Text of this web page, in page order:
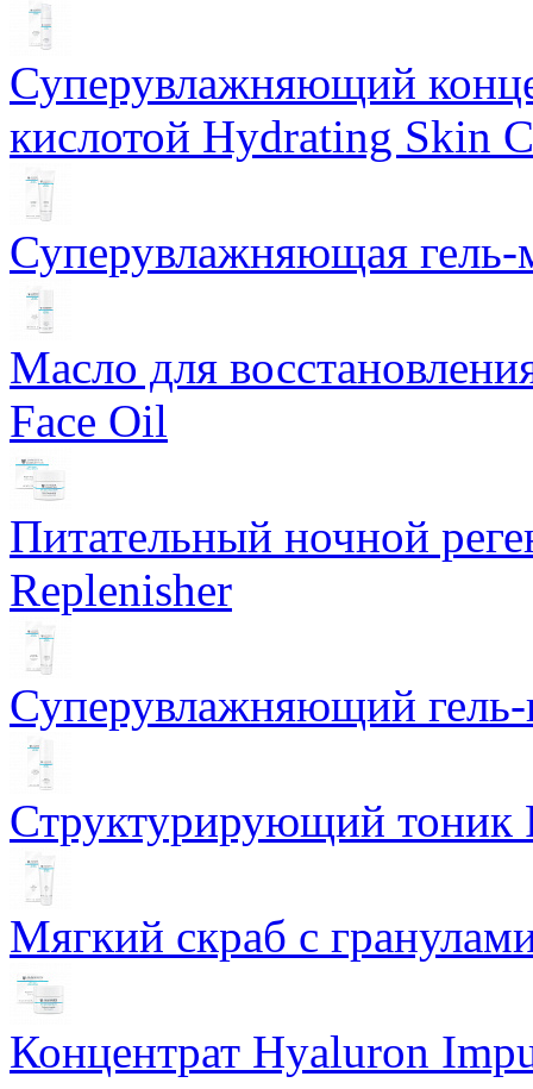
Суперувлажняющий
кислотой Hydrating Skin
Суперувлажняющая
Масло для
Face Oil
Питательный ночной
Replenisher
Суперувлажняющий
Структурирующий тоник
Мягкий скраб с
Концентрат Hyaluron